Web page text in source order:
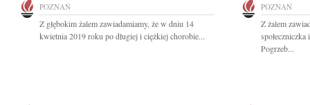
POZNAŃ
Z głębokim żalem zawiadamiamy, że w dniu 14
kwietnia 2019 roku po długiej i ciężkiej chorobie...
POZNAŃ
Z żalem
Pogrzeb...